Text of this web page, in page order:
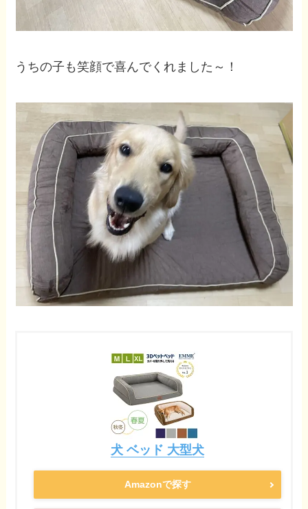
うちの子も笑顔で喜んでくれました～！
犬 ベッド 大型犬
Amazonで探す